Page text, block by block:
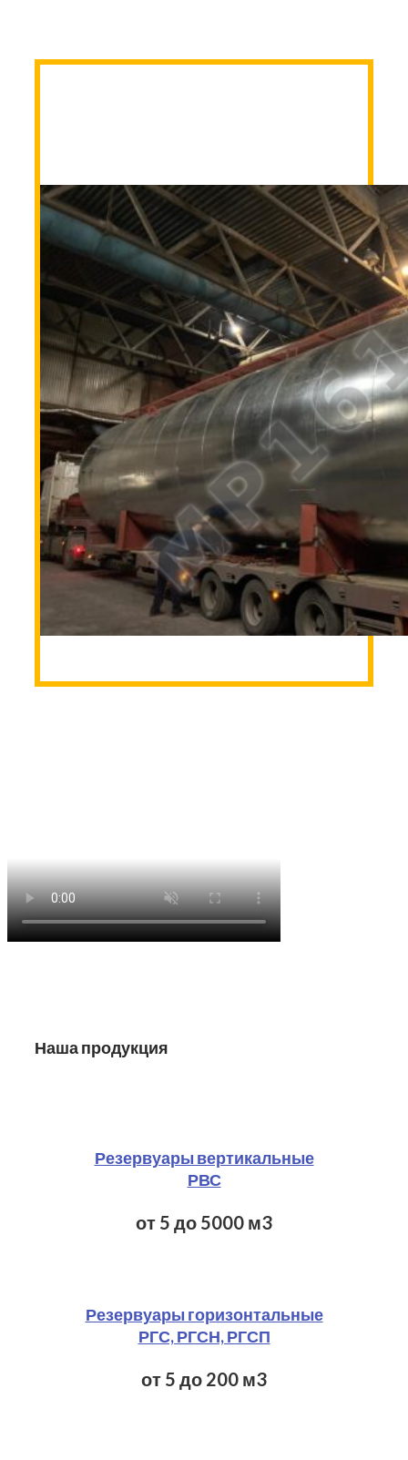
Наша продукция
Резервуары вертикальные
РВС
от 5 до 5000 м3
Резервуары горизонтальные
РГС, РГСН, РГСП
от 5 до 200 м3